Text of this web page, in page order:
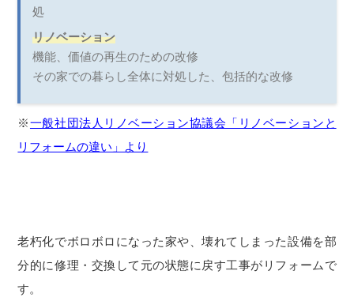
処
リノベーション
機能、価値の再生のための改修
その家での暮らし全体に対処した、包括的な改修
※一般社団法人リノベーション協議会「リノベーションと
リフォームの違い」より
老朽化でボロボロになった家や、壊れてしまった設備を部
分的に修理・交換して元の状態に戻す工事がリフォームで
す。